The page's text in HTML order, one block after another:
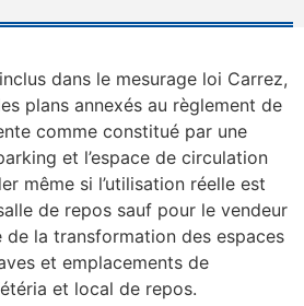
dans le mesurage loi Carrez,
plans annexés au règlement de
comme constitué par une
et l’espace de circulation
même si l’utilisation réelle est
de repos sauf pour le vendeur
la transformation des espaces
et emplacements de
et local de repos.